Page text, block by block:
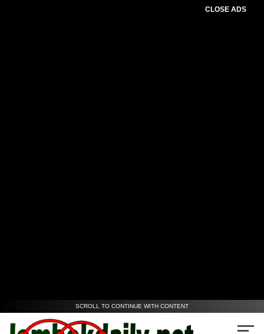
CLOSE ADS
SCROLL TO CONTINUE WITH CONTENT